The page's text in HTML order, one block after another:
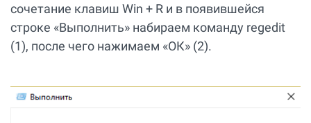
сочетание клавиш Win + R и в появившейся
строке «Выполнить» набираем команду regedit
(1), после чего нажимаем «ОК» (2).